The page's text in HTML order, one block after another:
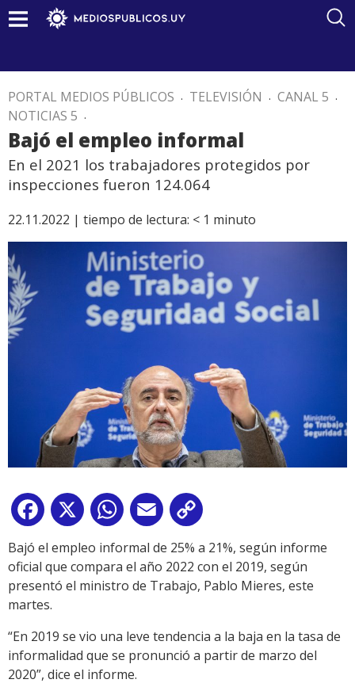
PORTAL MEDIOS PÚBLICOS . TELEVISIÓN . CANAL 5 .
NOTICIAS 5 .
Bajó el empleo informal
En el 2021 los trabajadores protegidos por
inspecciones fueron 124.064
22.11.2022 | tiempo de lectura: < 1 minuto
Facebook
X WhatsApp
Email
Link
Bajó el empleo informal de 25% a 21%, según informe
oficial que compara el año 2022 con el 2019, según
presentó el ministro de Trabajo, Pablo Mieres, este
martes.
“En 2019 se vio una leve tendencia a la baja en la tasa de
informalidad que se pronunció a partir de marzo del
2020”, dice el informe.